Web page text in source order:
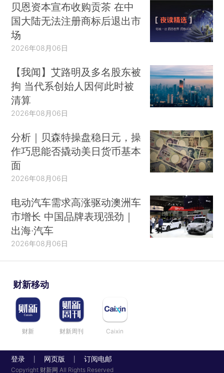
贝恩资本宣布收购贡茶 在中
国大陆无法注册商标后退出市
场
2026年08月06日
【我闻】艾路明及多名股东被
拘 当代系创始人因何此时被
清算
2026年08月06日
分析｜贝森特操盘稳日元，操
作巧思能否撬动美日货币基本
面
2026年08月06日
电动汽车需求高涨驱动澳洲车
市增长 中国品牌表现强劲｜
出海·汽车
2026年08月06日
财新移动
财新 财新周刊 Caixin
登录 网页版 订阅电邮
Copyright 财新网 All Rights Reserved